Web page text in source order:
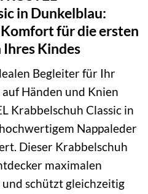
in Dunkelblau:
für die ersten
Kindes
Begleiter für Ihr
Händen und Knien
Krabbelschuh Classic in
Nappaleder
Dieser Krabbelschuh
maximalen
schützt gleichzeitig